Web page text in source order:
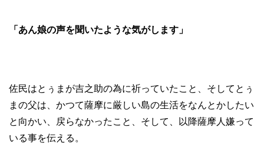
「あん娘の声を聞いたような気がします」
佐民はとぅまが吉之助の為に祈っていたこと、そしてとぅ
まの父は、かつて薩摩に厳しい島の生活をなんとかしたい
と向かい、戻らなかったこと、そして、以降薩摩人嫌って
いる事を伝える。